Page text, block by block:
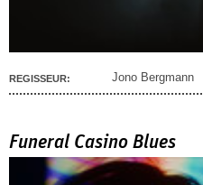
REGISSEUR: Jono Bergmann
Funeral Casino Blues